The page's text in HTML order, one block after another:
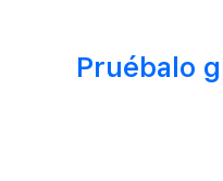
Pruébalo